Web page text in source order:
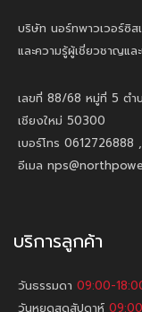
บริษัท นอร์ทพาวเวอร์ซิ
และความรู้ผู้เชี่ยวชาญแ
เลขที่ 88/68 หมู่ที่ 5 ตำ
เชียงใหม่ 50300
เบอร์โทร 0612726888
อีเมล
บริการลูกค้า
วันธรรมดา 09:00-
วันหยุดสุดสัปดาห์